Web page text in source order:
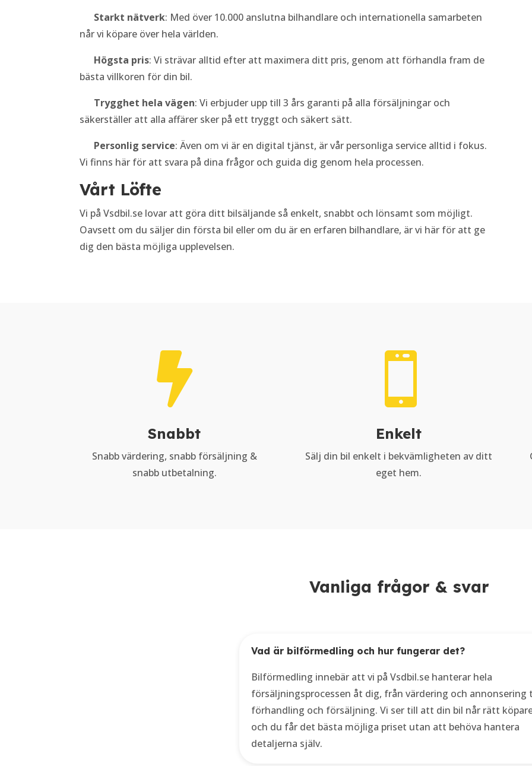
Starkt nätverk: Med över 10.000 anslutna bilhandlare och internationella samarbeten
når vi köpare över hela världen.
Högsta pris: Vi strävar alltid efter att maximera ditt pris, genom att förhandla fram de
bästa villkoren för din bil.
Trygghet hela vägen: Vi erbjuder upp till 3 års garanti på alla försäljningar och
säkerställer att alla affärer sker på ett tryggt och säkert sätt.
Personlig service: Även om vi är en digital tjänst, är vår personliga service alltid i fokus.
Vi finns här för att svara på dina frågor och guida dig genom hela processen.
Vårt Löfte
Vi på Vsdbil.se lovar att göra ditt bilsäljande så enkelt, snabbt och lönsamt som möjligt.
Oavsett om du säljer din första bil eller om du är en erfaren bilhandlare, är vi här för att ge
dig den bästa möjliga upplevelsen.

Snabbt
Snabb värdering, snabb försäljning &
snabb utbetalning.

Enkelt
Sälj din bil enkelt i bekvämligheten av ditt
eget hem.
Vanliga frågor & svar
Vad är bilförmedling och hur fungerar det?
Bilförmedling innebär att vi på Vsdbil.se hanterar hela
försäljningsprocessen åt dig, från värdering och annonsering
förhandling och försäljning. Vi ser till att din bil når rätt
och du får det bästa möjliga priset utan att behöva hantera
detaljerna själv.